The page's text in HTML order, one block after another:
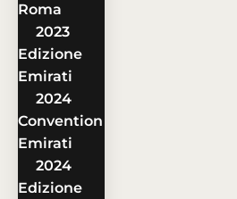
Roma
2023
Edizione
Emirati
2024
Convention
Emirati
2024
Edizione